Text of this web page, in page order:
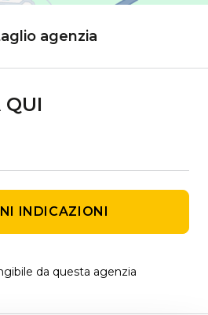
agenzia
QUI
INDICAZIONI
da questa agenzia